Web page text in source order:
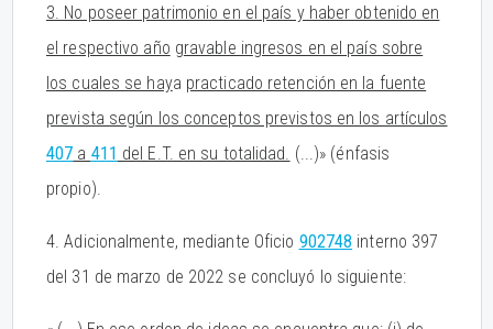
3. No poseer patrimonio en el país y haber obtenido en
el respectivo año gravable ingresos en el país sobre
los cuales se haya practicado retención en la fuente
prevista según los conceptos previstos en los artículos
407 a 411 del E.T. en su totalidad. (...)» (énfasis
propio).
4. Adicionalmente, mediante Oficio 902748 interno 397
del 31 de marzo de 2022 se concluyó lo siguiente: